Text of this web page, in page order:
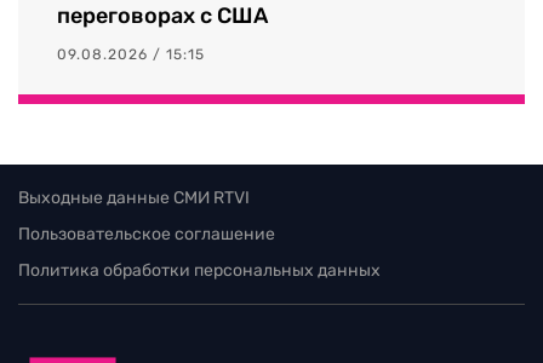
переговорах с США
09.08.2026 / 15:15
Выходные данные СМИ RTVI
Пользовательское соглашение
Политика обработки персональных данных